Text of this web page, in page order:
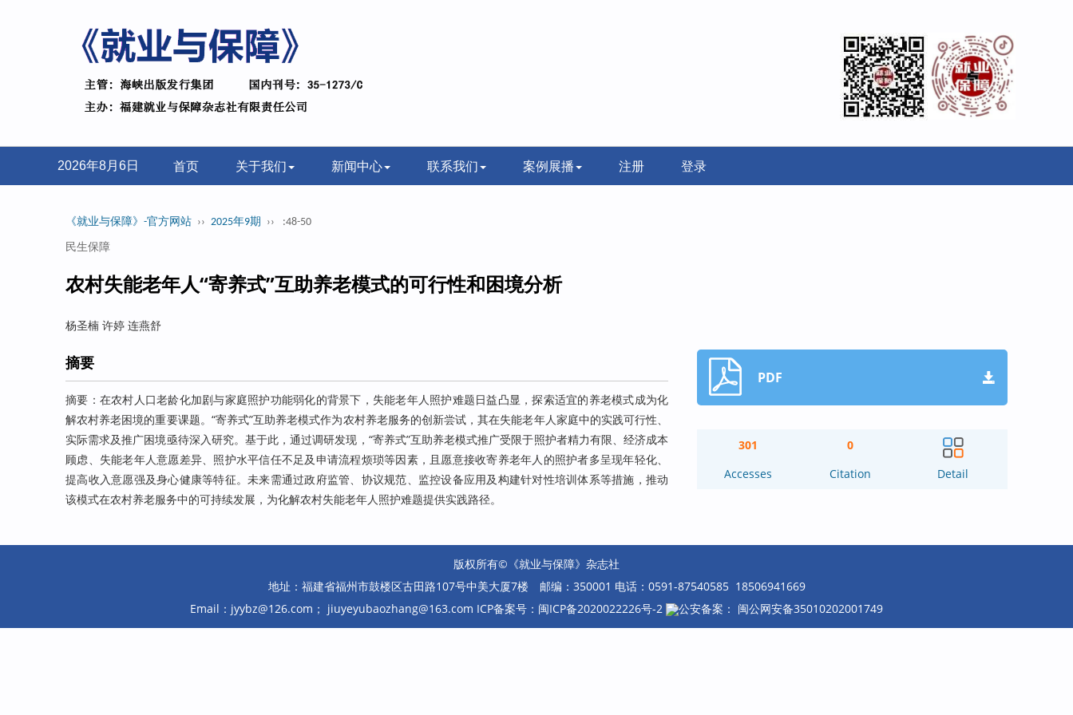
2026年8月6日 首页 关于我们 新闻中心 联系我们 案例展播 注册 登录
《就业与保障》-官方网站 ›› 2025年9期 ›› :48-50
民生保障
农村失能老年人“寄养式”互助养老模式的可行性和困境分析
杨圣楠 许婷 连燕舒
摘要
摘要：在农村人口老龄化加剧与家庭照护功能弱化的背景下，失能老年人照护难题日益凸显，探索适宜的养老模式成为化
解农村养老困境的重要课题。“寄养式”互助养老模式作为农村养老服务的创新尝试，其在失能老年人家庭中的实践可行性、
实际需求及推广困境亟待深入研究。基于此，通过调研发现，“寄养式”互助养老模式推广受限于照护者精力有限、经济成本
顾虑、失能老年人意愿差异、照护水平信任不足及申请流程烦琐等因素，且愿意接收寄养老年人的照护者多呈现年轻化、
提高收入意愿强及身心健康等特征。未来需通过政府监管、协议规范、监控设备应用及构建针对性培训体系等措施，推动
该模式在农村养老服务中的可持续发展，为化解农村失能老年人照护难题提供实践路径。
PDF
301
Accesses
0
Citation
Detail
版权所有©《就业与保障》杂志社
地址：福建省福州市鼓楼区古田路107号中美大厦7楼 邮编：350001 电话：0591-87540585 18506941669
Email：jyybz@126.com； jiuyeyubaozhang@163.com ICP备案号： 闽ICP备2020022226号-2 公安备案： 闽公网安备35010202001749